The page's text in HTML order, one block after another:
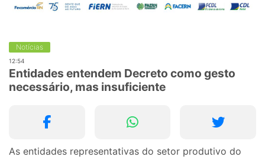
Notícias
12:54
Entidades entendem Decreto como gesto
necessário, mas insuficiente
As entidades representativas do setor produtivo do